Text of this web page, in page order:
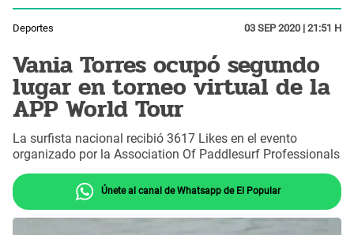
Deportes 03 SEP 2020 | 21:51 H
Vania Torres ocupó segundo
lugar en torneo virtual de la
APP World Tour
La surfista nacional recibió 3617 Likes en el evento
organizado por la Association Of Paddlesurf Professionals
Únete al canal de Whatsapp de El Popular